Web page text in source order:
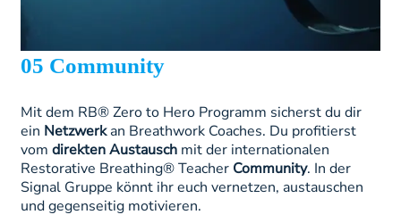
05 Community
Mit dem RB® Zero to Hero Programm sicherst du dir
ein Netzwerkan Breathwork Coaches. Du profitierst
vom direkten Austausch mit der internationalen
Restorative Breathing® Teacher Community. In der
Signal Gruppe könnt ihr euch vernetzen, austauschen
und gegenseitig motivieren.